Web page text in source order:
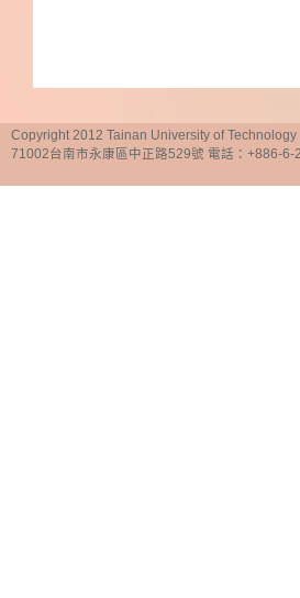
Copyright 2012 Tainan University of
71002台南市永康區中正路529號 電話：+886-